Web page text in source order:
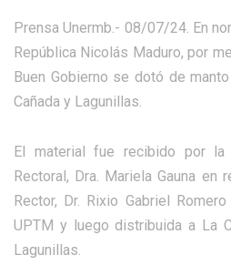
Prensa Unermb.- 08/07/24. En
República Nicolás Maduro, por
Buen Gobierno se dotó de
Cañada y Lagunillas.
El material fue recibido por la
Rectoral, Dra. Mariela Gauna en
Rector, Dr. Rixio Gabriel
UPTM y luego distribuida a La
Lagunillas.